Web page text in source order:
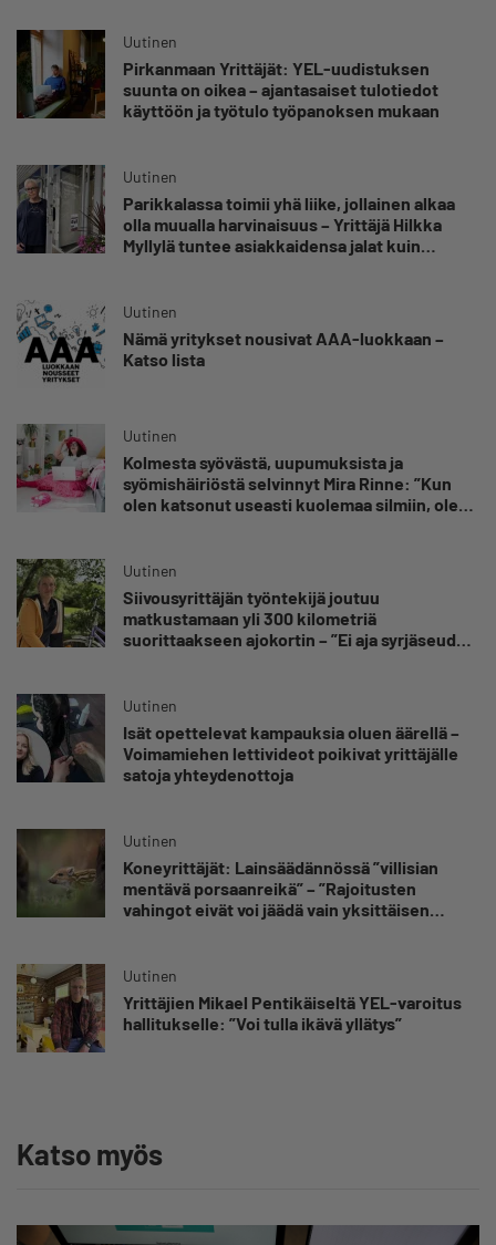
Uutinen
Pirkanmaan Yrittäjät: YEL-uudistuksen
suunta on oikea – ajantasaiset tulotiedot
käyttöön ja työtulo työpanoksen mukaan
Uutinen
Parikkalassa toimii yhä liike, jollainen alkaa
olla muualla harvinaisuus – Yrittäjä Hilkka
Myllylä tuntee asiakkaidensa jalat kuin
Uutinen
Nämä yritykset nousivat AAA-luokkaan –
Katso lista
Uutinen
Kolmesta syövästä, uupumuksista ja
syömishäiriöstä selvinnyt Mira Rinne: ”Kun
olen katsonut useasti kuolemaa silmiin, olen
Uutinen
Siivousyrittäjän työntekijä joutuu
matkustamaan yli 300 kilometriä
suorittaakseen ajokortin – ”Ei aja syrjäseudun
Uutinen
Isät opettelevat kampauksia oluen äärellä –
Voimamiehen lettivideot poikivat yrittäjälle
satoja yhteydenottoja
Uutinen
Koneyrittäjät: Lainsäädännössä ”villisian
mentävä porsaanreikä” – ”Rajoitusten
vahingot eivät voi jäädä vain yksittäisen
Uutinen
Yrittäjien Mikael Pentikäiseltä YEL-varoitus
hallitukselle: ”Voi tulla ikävä yllätys”
Katso myös